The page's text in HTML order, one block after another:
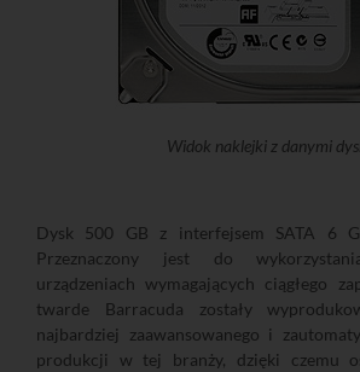
Widok naklejki z danymi
Dysk 500 GB z interfejsem SATA 6
Przeznaczony jest do
urządzeniach wymagających ciągłego
twarde Barracuda zostały
najbardziej zaawansowanego i
produkcji w tej branży, dzięki czemu